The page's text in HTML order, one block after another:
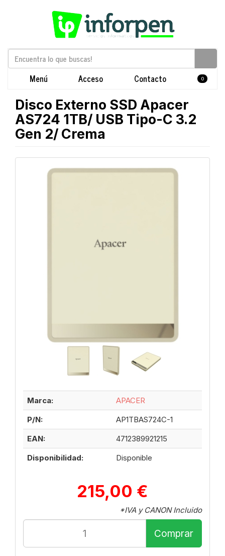
Menú Acceso Contacto 0
Disco Externo SSD Apacer
AS724 1TB/ USB Tipo-C 3.2
Gen 2/ Crema
Marca:
APACER
P/N:
AP1TBAS724C-1
EAN:
4712389921215
Disponibilidad:
Disponible
215,00 €
*IVA y CANON Incluido
Comprar